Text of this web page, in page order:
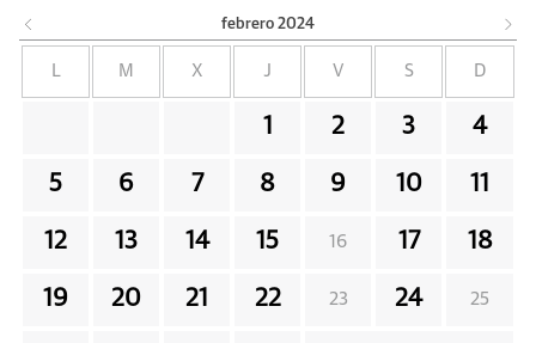
febrero 2024
L M X J V S D
1 2 3 4
5 6 7 8 9 10 11
12 13 14 15 16 17 18
19 20 21 22 23 24 25